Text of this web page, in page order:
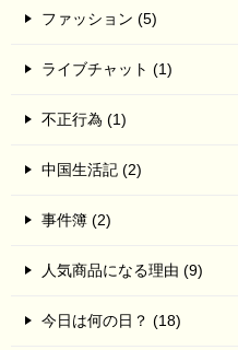
ファッション (5)
ライブチャット (1)
不正行為 (1)
中国生活記 (2)
事件簿 (2)
人気商品になる理由 (9)
今日は何の日？ (18)